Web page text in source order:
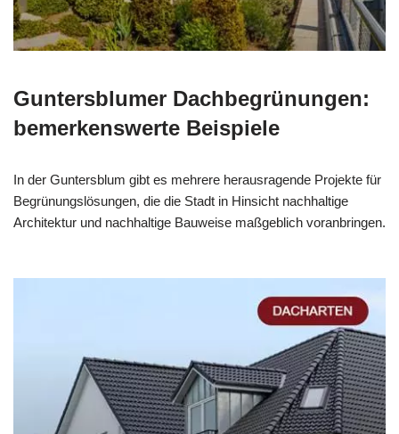
Guntersblumer Dachbegrünungen:
bemerkenswerte Beispiele
In der Guntersblum gibt es mehrere herausragende Projekte für
Begrünungslösungen, die die Stadt in Hinsicht nachhaltige
Architektur und nachhaltige Bauweise maßgeblich voranbringen.